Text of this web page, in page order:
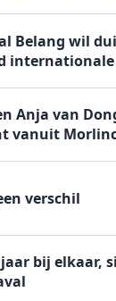
Belang wil
Anja van
vanuit
verschil
jaar bij elkaar,